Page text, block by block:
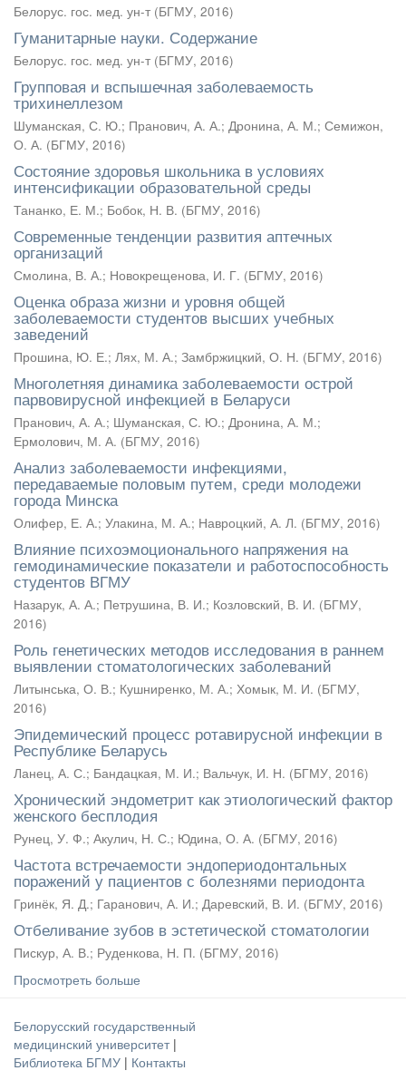
Белорус. гос. мед. ун-т (БГМУ, 2016)
Гуманитарные науки. Содержание
Белорус. гос. мед. ун-т (БГМУ, 2016)
Групповая и вспышечная заболеваемость
трихинеллезом
Шуманская, С. Ю.; Пранович, А. А.; Дронина, А. М.; Семижон,
О. А. (БГМУ, 2016)
Состояние здоровья школьника в условиях
интенсификации образовательной среды
Тананко, Е. М.; Бобок, Н. В. (БГМУ, 2016)
Современные тенденции развития аптечных
организаций
Смолина, В. А.; Новокрещенова, И. Г. (БГМУ, 2016)
Оценка образа жизни и уровня общей
заболеваемости студентов высших учебных
заведений
Прошина, Ю. Е.; Лях, М. А.; Замбржицкий, О. Н. (БГМУ, 2016)
Многолетняя динамика заболеваемости острой
парвовирусной инфекцией в Беларуси
Пранович, А. А.; Шуманская, С. Ю.; Дронина, А. М.;
Ермолович, М. А. (БГМУ, 2016)
Анализ заболеваемости инфекциями,
передаваемые половым путем, среди молодежи
города Минска
Олифер, Е. А.; Улакина, М. А.; Навроцкий, А. Л. (БГМУ, 2016)
Влияние психоэмоционального напряжения на
гемодинамические показатели и работоспособность
студентов ВГМУ
Назарук, А. А.; Петрушина, В. И.; Козловский, В. И. (БГМУ,
2016)
Роль генетических методов исследования в раннем
выявлении стоматологических заболеваний
Литынська, О. В.; Кушниренко, М. А.; Хомык, М. И. (БГМУ,
2016)
Эпидемический процесс ротавирусной инфекции в
Республике Беларусь
Ланец, А. С.; Бандацкая, М. И.; Вальчук, И. Н. (БГМУ, 2016)
Хронический эндометрит как этиологический фактор
женского бесплодия
Рунец, У. Ф.; Акулич, Н. С.; Юдина, О. А. (БГМУ, 2016)
Частота встречаемости эндопериодонтальных
поражений у пациентов с болезнями периодонта
Гринёк, Я. Д.; Гаранович, А. И.; Даревский, В. И. (БГМУ, 2016)
Отбеливание зубов в эстетической стоматологии
Пискур, А. В.; Руденкова, Н. П. (БГМУ, 2016)
Просмотреть больше
Белорусский государственный
медицинский университет |
Библиотека БГМУ | Контакты